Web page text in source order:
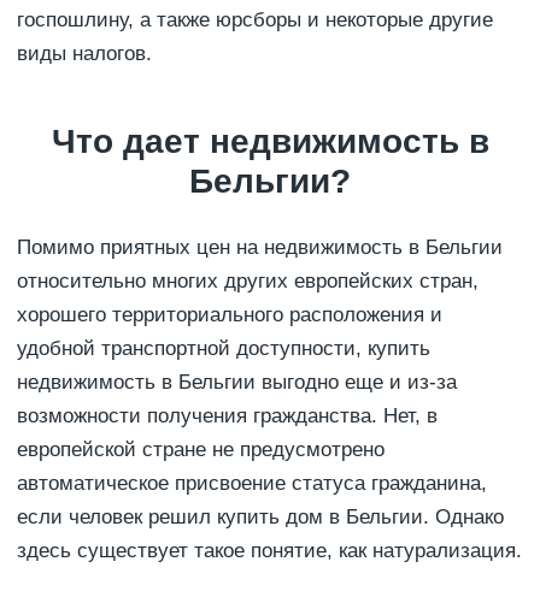
госпошлину, а также юрсборы и некоторые другие
виды налогов.
Что дает недвижимость в
Бельгии?
Помимо приятных цен на недвижимость в Бельгии
относительно многих других европейских стран,
хорошего территориального расположения и
удобной транспортной доступности, купить
недвижимость в Бельгии выгодно еще и из-за
возможности получения гражданства. Нет, в
европейской стране не предусмотрено
автоматическое присвоение статуса гражданина,
если человек решил купить дом в Бельгии. Однако
здесь существует такое понятие, как натурализация.